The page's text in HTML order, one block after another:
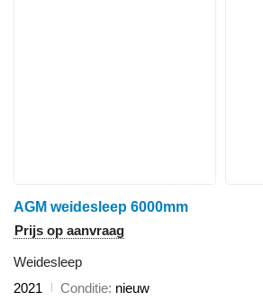
AGM weidesleep 6000mm
Prijs op aanvraag
Weidesleep
2021
Conditie nieuw